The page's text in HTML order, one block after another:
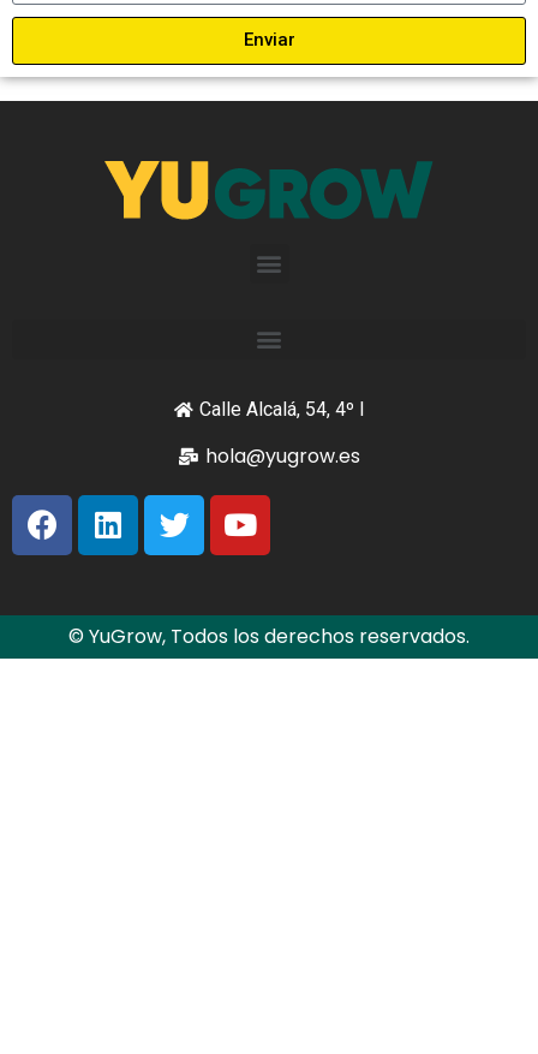
Enviar
Calle Alcalá, 54, 4º I
hola@yugrow.es
© YuGrow, Todos los derechos reservados.